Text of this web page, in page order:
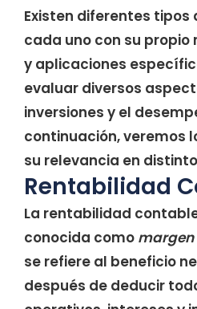
Existen diferentes
cada uno con su
y aplicaciones
evaluar diversos
inversiones y el
continuación, veremos
su relevancia en
Rentabilidad
La rentabilidad
conocida como margen
se refiere al beneficio
después de deducir